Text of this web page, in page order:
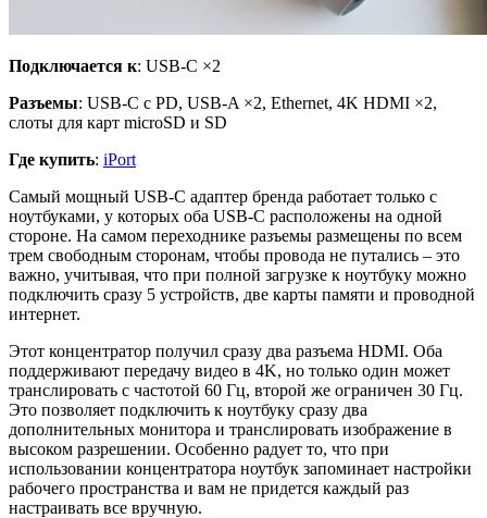
Подключается к: USB-C ×2
Разъемы: USB-C с PD, USB-A ×2, Ethernet, 4K HDMI ×2,
слоты для карт microSD и SD
Где купить: iPort
Самый мощный USB-C адаптер бренда работает только с
ноутбуками, у которых оба USB-C расположены на одной
стороне. На самом переходнике разъемы размещены по всем
трем свободным сторонам, чтобы провода не путались – это
важно, учитывая, что при полной загрузке к ноутбуку можно
подключить сразу 5 устройств, две карты памяти и проводной
интернет.
Этот концентратор получил сразу два разъема HDMI. Оба
поддерживают передачу видео в 4K, но только один может
транслировать с частотой 60 Гц, второй же ограничен 30 Гц.
Это позволяет подключить к ноутбуку сразу два
дополнительных монитора и транслировать изображение в
высоком разрешении. Особенно радует то, что при
использовании концентратора ноутбук запоминает настройки
рабочего пространства и вам не придется каждый раз
настраивать все вручную.